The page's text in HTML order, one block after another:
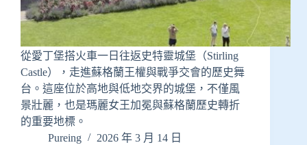
從愛丁堡搭火車一日往返史特靈城堡（Stirling
Castle），走進蘇格蘭王權與戰爭交會的歷史舞
台。這座位於高地與低地交界的城堡，不僅風
景壯麗，也是瑪麗女王加冕與蘇格蘭歷史轉折
的重要地標。
Pureing
2026 年 3 月 14 日